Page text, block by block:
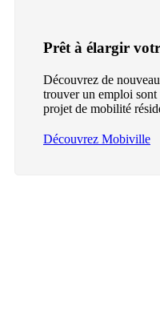
Prêt à élargir
Découvrez de
trouver un emploi sont
projet de mobilité
Découvrez Mobiville